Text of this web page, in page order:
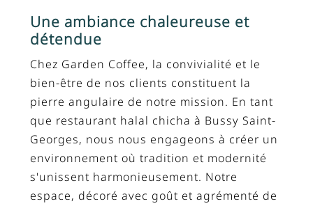
Une ambiance chaleureuse et
détendue
Chez Garden Coffee, la convivialité et le
bien-être de nos clients constituent la
pierre angulaire de notre mission. En tant
que restaurant halal chicha à Bussy Saint-
Georges, nous nous engageons à créer un
environnement où tradition et modernité
s'unissent harmonieusement. Notre
espace, décoré avec goût et agrémenté de